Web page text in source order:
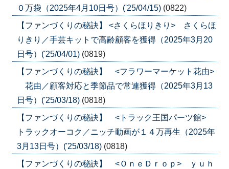
０万袋（2025年4月10日号）('25/04/15) (0822)
【ファンづくりの秘訣】 <さくらほりきり> さくらほ
りきり／手芸キットで高齢顧客を獲得（2025年3月20
日号）('25/04/01) (0819)
【ファンづくりの秘訣】 <フラワーマーケット花由>
花由／顧客対応と季節品で常連獲得（2025年3月13
日号）('25/03/18) (0818)
【ファンづくりの秘訣】 <トラック王国パーツ館>
トラックオーコク／ニッチ動画が１４万再生（2025年
3月13日号）('25/03/18) (0818)
【ファンづくりの秘訣】 <ＯｎｅＤｒｏｐ> ｙｕｈ